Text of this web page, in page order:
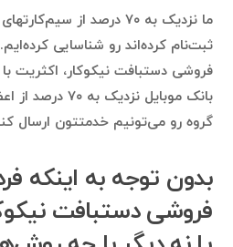
ما نزدیک به ۷۰ درصد از
ثبت‌نام کرده‌اند رو شناسایی
فروشی دستبافت نیکوکار، اکثریت با
بانک موبایل
گروه رو می‌تونیم خدمتتون ارسال
بدون توجه به اینکه
فروشی دستبافت